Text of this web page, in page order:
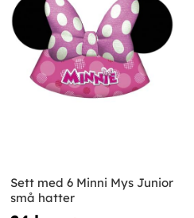
Sett med 6 Minni Mys Junior
små hatter